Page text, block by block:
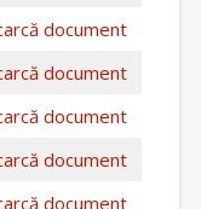
document
document
document
document
document